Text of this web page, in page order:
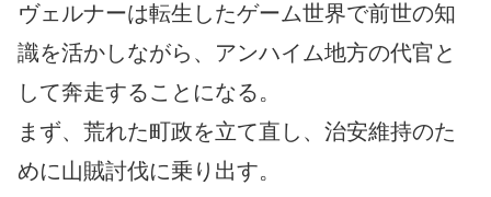
ヴェルナーは転生したゲーム世界で前世の知
識を活かしながら、アンハイム地方の代官と
して奔走することになる。
まず、荒れた町政を立て直し、治安維持のた
めに山賊討伐に乗り出す。